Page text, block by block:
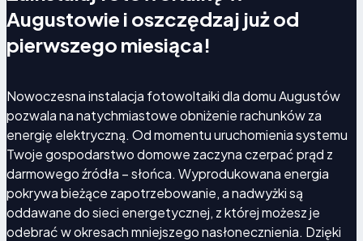
Augustowie i oszczędzaj już od
pierwszego miesiąca!
Nowoczesna instalacja fotowoltaiki dla domu Augustów
pozwala na natychmiastowe obniżenie rachunków za
energię elektryczną. Od momentu uruchomienia systemu
Twoje gospodarstwo domowe zaczyna czerpać prąd z
darmowego źródła – słońca. Wyprodukowana energia
pokrywa bieżące zapotrzebowanie, a nadwyżki są
oddawane do sieci energetycznej, z której możesz je
odebrać w okresach mniejszego nasłonecznienia. Dzięki